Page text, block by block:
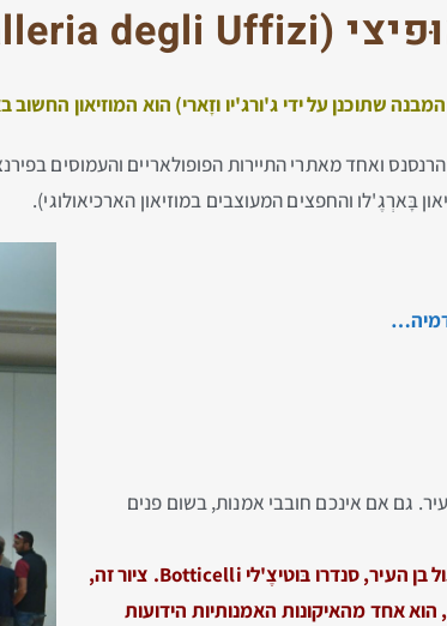
(
degli Uffizi
שתוכנן על ידי ג'ורג'יו וזָארי) הוא המוזיאון החשוב
ואחד מאתרי התיירות הפופולאריים והעמוסים
והחפצים המעוצבים במוזיאון הארכיאולוגי).
גם אם אינכם חובבי אמנות, בשום פנים
האיקונה הידועה ביותר בגלריה היא "הולדת ונוס" של האמן הדגול בן העיר, סנדרו בּוטיצֶ'לי Botticelli. ציור זה,
אחד מהאיקונות האמנותיות הידועות